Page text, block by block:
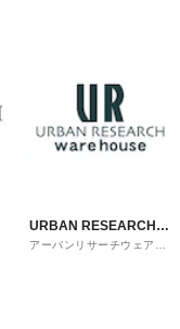
URBAN RESEARCH
ware house
アーバンリサーチウェアハ